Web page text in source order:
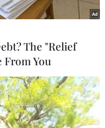
The "Relief
You